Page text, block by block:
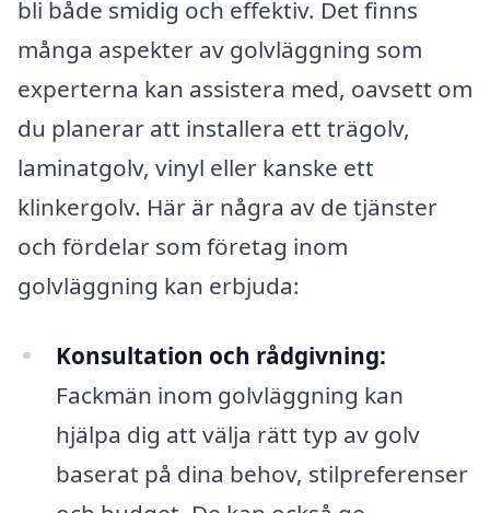
bli både smidig och effektiv. Det finns
många aspekter av golvläggning som
experterna kan assistera med, oavsett om
du planerar att installera ett trägolv,
laminatgolv, vinyl eller kanske ett
klinkergolv. Här är några av de tjänster
och fördelar som företag inom
golvläggning kan erbjuda:
Konsultation och rådgivning:
Fackmän inom golvläggning kan
hjälpa dig att välja rätt typ av golv
baserat på dina behov, stilpreferenser